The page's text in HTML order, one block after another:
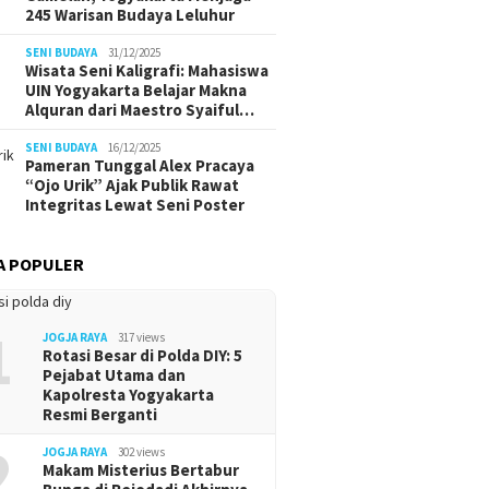
245 Warisan Budaya Leluhur
SENI BUDAYA 31/12/2025
Wisata Seni Kaligrafi: Mahasiswa
UIN Yogyakarta Belajar Makna
Alquran dari Maestro Syaiful…
SENI BUDAYA 16/12/2025
Pameran Tunggal Alex Pracaya
“Ojo Urik” Ajak Publik Rawat
Integritas Lewat Seni Poster
POPULER
JOGJA RAYA 317 views
Rotasi Besar di Polda DIY: 5
Pejabat Utama dan
Kapolresta Yogyakarta
Resmi Berganti
JOGJA RAYA 302 views
Makam Misterius Bertabur